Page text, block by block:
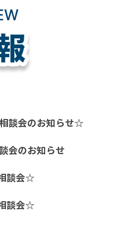
談会のお知らせ☆
会のお知らせ
談会☆
談会☆